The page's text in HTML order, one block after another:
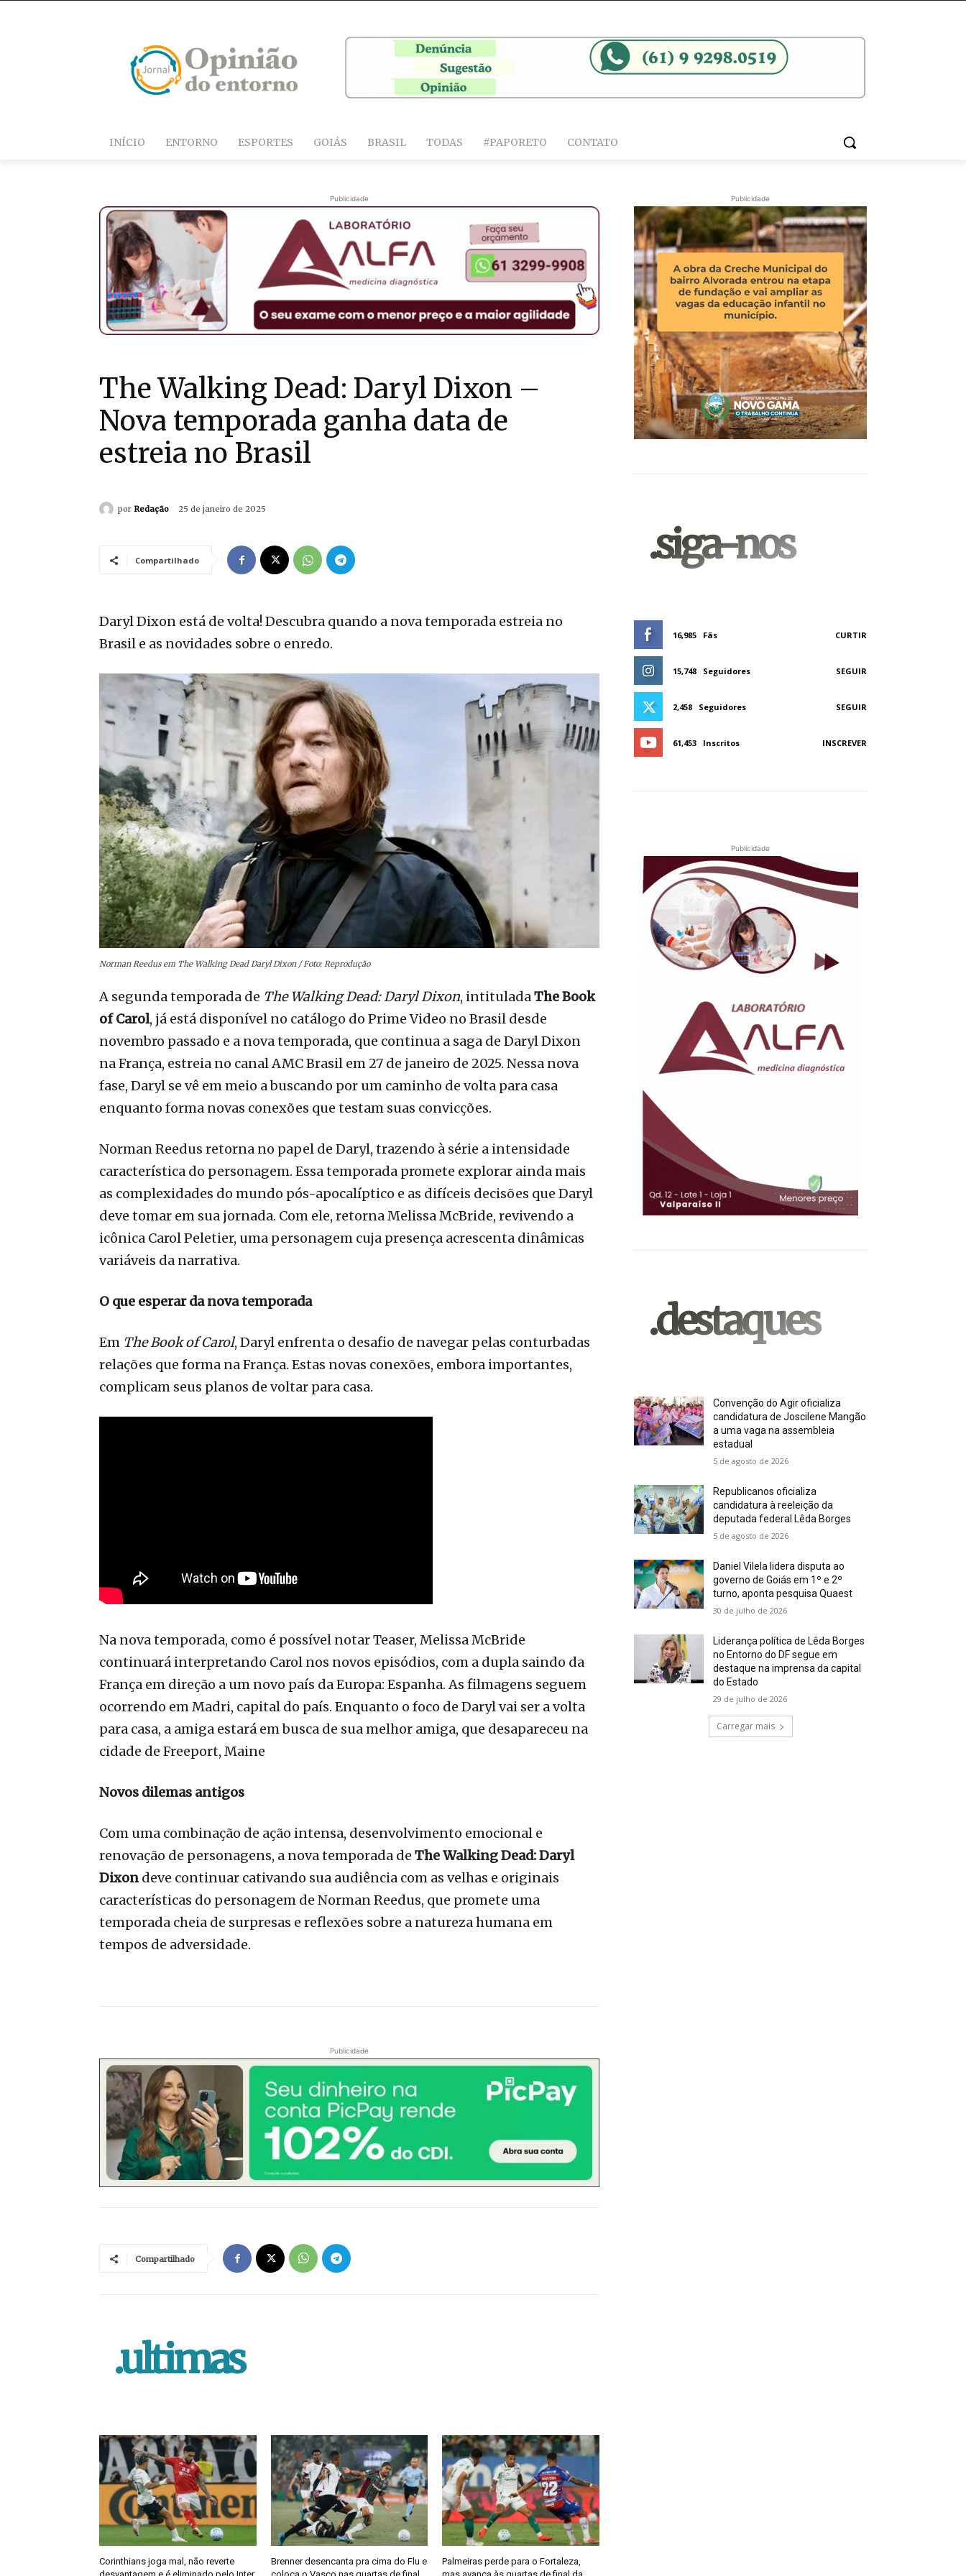
INÍCIO ENTORNO ESPORTES GOIÁS BRASIL TODAS #PAPORETO CONTATO
Publicidade
The Walking Dead: Daryl Dixon –
Nova temporada ganha data de
estreia no Brasil
por Redação 25 de janeiro de 2025
Compartilhado
Daryl Dixon está de volta! Descubra quando a nova temporada estreia no
Brasil e as novidades sobre o enredo.
Norman Reedus em The Walking Dead Daryl Dixon / Foto: Reprodução
A segunda temporada de The Walking Dead: Daryl Dixon, intituladaThe Book
of Carol, já está disponível no catálogo do Prime Video no Brasil desde
novembro passado e a nova temporada, que continua a saga de Daryl Dixon
na França, estreia no canal AMC Brasil em 27 de janeiro de 2025. Nessa nova
fase, Daryl se vê em meio a buscando por um caminho de volta para casa
enquanto forma novas conexões que testam suas convicções.
Norman Reedus retorna no papel de Daryl, trazendo à série a intensidade
característica do personagem. Essa temporada promete explorar ainda mais
as complexidades do mundo pós-apocalíptico e as difíceis decisões que Daryl
deve tomar em sua jornada. Com ele, retorna Melissa McBride, revivendo a
icônica Carol Peletier, uma personagem cuja presença acrescenta dinâmicas
variáveis da narrativa.
O que esperar da nova temporada
Em The Book of Carol, Daryl enfrenta o desafio de navegar pelas conturbadas
relações que forma na França. Estas novas conexões, embora importantes,
complicam seus planos de voltar para casa.
Na nova temporada, como é possível notar Teaser, Melissa McBride
continuará interpretando Carol nos novos episódios, com a dupla saindo da
França em direção a um novo país da Europa: Espanha. As filmagens seguem
ocorrendo em Madri, capital do país. Enquanto o foco de Daryl vai ser a volta
para casa, a amiga estará em busca de sua melhor amiga, que desapareceu na
cidade de Freeport, Maine
Novos dilemas antigos
Com uma combinação de ação intensa, desenvolvimento emocional e
renovação de personagens, a nova temporada de The Walking Dead: Daryl
Dixon deve continuar cativando sua audiência com as velhas e originais
características do personagem de Norman Reedus, que promete uma
temporada cheia de surpresas e reflexões sobre a natureza humana em
tempos de adversidade.
Publicidade
Compartilhado
.ultimas
Corinthians joga mal, não reverte
desvantagem e é eliminado pelo Inter
Brenner desencanta pra cima do Flu e
coloca o Vasco nas quartas de final
Palmeiras perde para o Fortaleza,
mas avança às quartas de final da
Publicidade
.siga-nos
16,985 Fãs CURTIR
15,748 Seguidores SEGUIR
2,458 Seguidores SEGUIR
61,453 Inscritos INSCREVER
Publicidade
.destaques
Convenção do Agir oficializa
candidatura de Joscilene Mangão
a uma vaga na assembleia
estadual
5 de agosto de 2026
Republicanos oficializa
candidatura à reeleição da
deputada federal Lêda Borges
5 de agosto de 2026
Daniel Vilela lidera disputa ao
governo de Goiás em 1º e 2º
turno, aponta pesquisa Quaest
30 de julho de 2026
Liderança política de Lêda Borges
no Entorno do DF segue em
destaque na imprensa da capital
do Estado
29 de julho de 2026
Carregar mais